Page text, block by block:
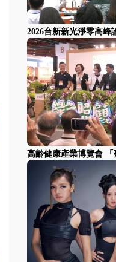
2026台新新光淨零高
高齡健康產業博覽會